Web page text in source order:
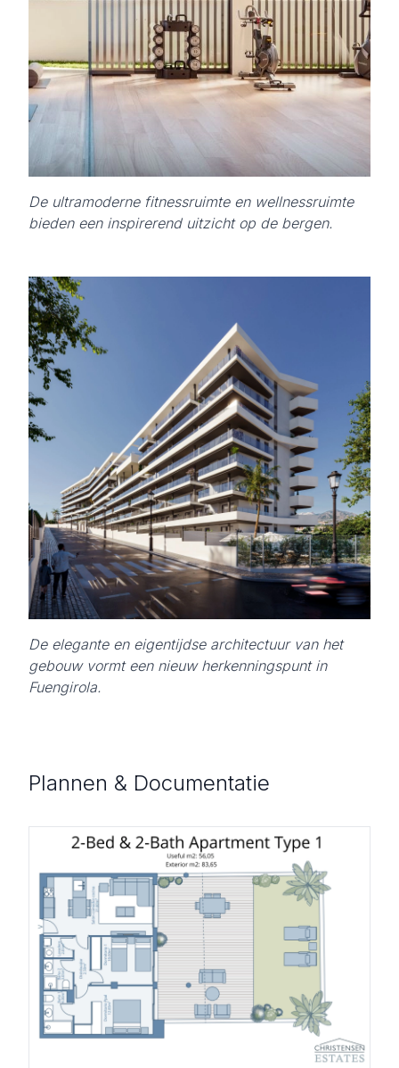
De ultramoderne fitnessruimte en wellnessruimte
bieden een inspirerend uitzicht op de bergen.
De elegante en eigentijdse architectuur van het
gebouw vormt een nieuw herkenningspunt in
Fuengirola.
Plannen & Documentatie